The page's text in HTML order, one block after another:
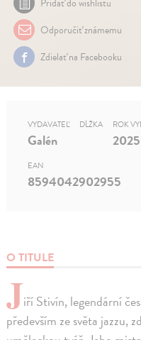
Odporučiť známemu
Zdielať na Facebooku
O TITULE
Jiří Stivín, legendární
především ze světa jazzu,
VYDAVATEĽ
Galén
DĹŽKA ROK
2025
EAN
8594042902955